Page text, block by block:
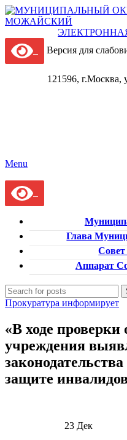
Версия для
121596, г.Москва,
Menu
Глава
Совет
Аппарат
Прокуратура информирует
«В ходе проверки
учреждения
защите
23 Дек